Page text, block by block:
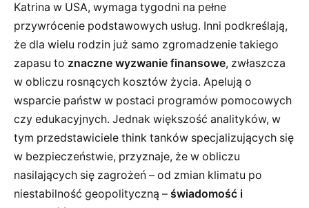
Katrina w USA, wymaga tygodni na pełne
przywrócenie podstawowych usług. Inni podkreślają,
że dla wielu rodzin już samo zgromadzenie takiego
zapasu to znaczne wyzwanie finansowe, zwłaszcza
w obliczu rosnących kosztów życia. Apelują o
wsparcie państw w postaci programów pomocowych
czy edukacyjnych. Jednak większość analityków, w
tym przedstawiciele think tanków specjalizujących się
w bezpieczeństwie, przyznaje, że w obliczu
nasilających się zagrożeń – od zmian klimatu po
niestabilność geopolityczną – świadomość i